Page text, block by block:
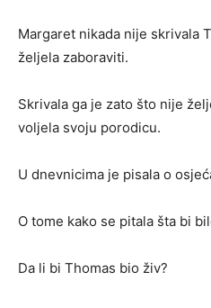
Margaret nikada nije skrivala
željela zaboraviti.
Skrivala ga je zato što nije
voljela svoju porodicu.
U dnevnicima je pisala o
O tome kako se pitala šta bi
Da li bi Thomas bio živ?